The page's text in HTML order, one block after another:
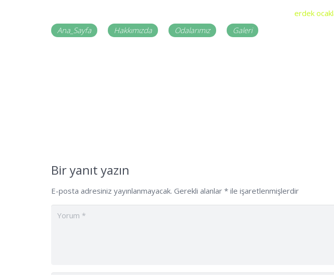
Ana_Sayfa Hakkımızda Odalarımız Galeri
Bir yanıt yazın
E-posta adresiniz yayınlanmayacak. Gerekli alanlar * ile işaretlenmişlerdir